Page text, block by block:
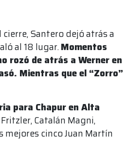
Santero dejó atrás a
al 18 lugar.Momentos
rozó de atrás a Werner en
Mientras que el “Zorro”
para Chapur en Alta
Catalán Magni,
cinco Juan Martín